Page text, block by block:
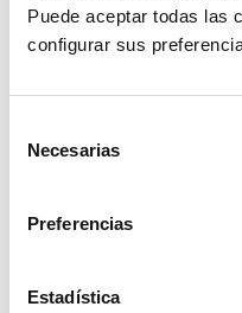
Puede aceptar todas las
configurar sus
Necesarias
Preferencias
Estadística
“EnGuruSoft
apoyar el